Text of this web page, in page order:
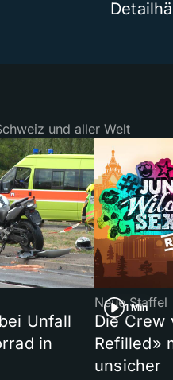
und aller Welt
Unfall
in
1 Min
Neue Staffel
Die Crew
Refilled»
unsicher